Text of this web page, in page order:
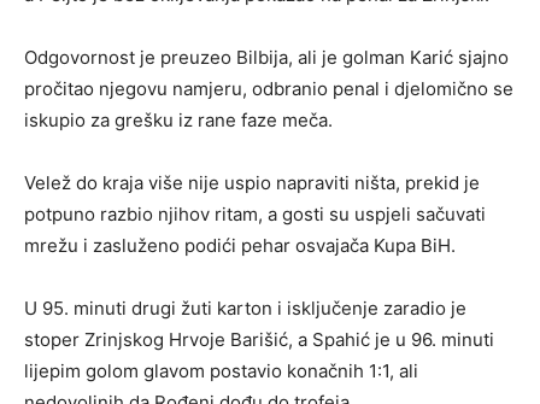
Odgovornost je preuzeo Bilbija, ali je golman Karić sjajno
pročitao njegovu namjeru, odbranio penal i djelomično se
iskupio za grešku iz rane faze meča.
Velež do kraja više nije uspio napraviti ništa, prekid je
potpuno razbio njihov ritam, a gosti su uspjeli sačuvati
mrežu i zasluženo podići pehar osvajača Kupa BiH.
U 95. minuti drugi žuti karton i isključenje zaradio je
stoper Zrinjskog Hrvoje Barišić, a Spahić je u 96. minuti
lijepim golom glavom postavio konačnih 1:1, ali